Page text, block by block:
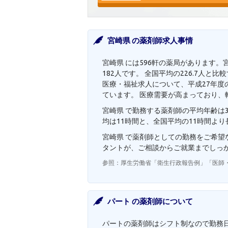
宮崎県 の薬剤師求人事情
宮崎県 には596軒の薬局があります。
182人です。 全国平均の226.7人と比
医療・福祉求人について、平成27年
ています。 医療需要が高まっており
宮崎県 で勤務する薬剤師の平均年齢
均は11時間と、全国平均の11時間よ
宮崎県 で薬剤師としての勤務をご希
タントが、ご相談からご就業までしっ
参照：厚生労働省「衛生行政報告例」「医
パート の薬剤師について
パートの薬剤師はシフト制なので勤務